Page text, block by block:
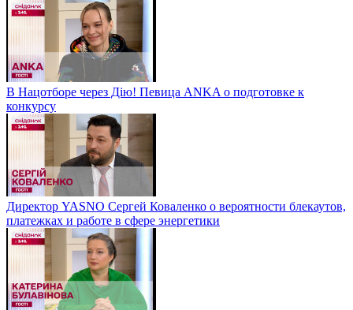
В Нацотборе через Дію! Певица ANKA о подготовке к
конкурсу
Директор YASNO Сергей Коваленко о вероятности блекаутов,
платежках и работе в сфере энергетики